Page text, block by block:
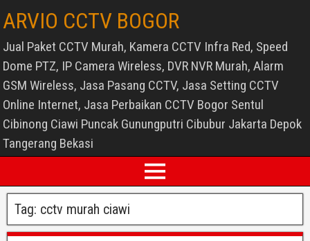
ARVIO CCTV BOGOR
Jual Paket CCTV Murah, Kamera CCTV Infra Red, Speed
Dome PTZ, IP Camera Wireless, DVR NVR Murah, Alarm
GSM Wireless, Jasa Pasang CCTV, Jasa Setting CCTV
Online Internet, Jasa Perbaikan CCTV Bogor Sentul
Cibinong Ciawi Puncak Gunungputri Cibubur Jakarta Depok
Tangerang Bekasi
Tag: cctv murah ciawi